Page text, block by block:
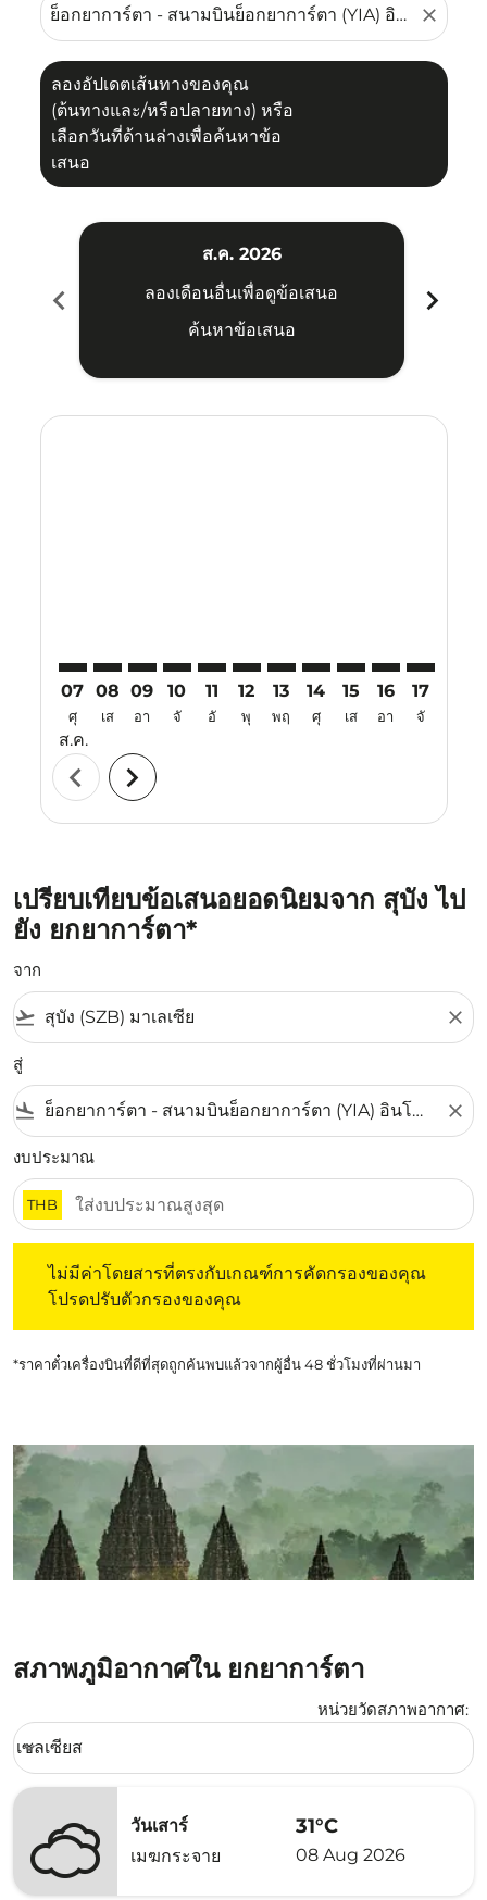
close
ลองอัปเดตเส้นทางของคุณ
(ต้นทางและ/หรือปลายทาง) หรือ
เลือกวันที่ด้านล่างเพื่อค้นหาข้อ
เสนอ
chevron_left
ส.ค. 2026
ลองเดือนอื่นเพื่อดูข้อเสนอ
ค้นหาข้อเสนอ
chevron_right
07
ศุ
ส.ค.
08
เส
09
อา
10
จั
11
อั
12
พุ
13
พฤ
14
ศุ
15
เส
16
อา
17
จั
chevron_left chevron_right
เปรียบเทียบข้อเสนอยอดนิยมจาก สุบัง ไป
ยัง ยกยาการ์ตา*
จาก
flight_takeoff close
สู่
flight_land close
งบประมาณ
THB
ไม่มีค่าโดยสารที่ตรงกับเกณฑ์การคัดกรองของคุณ
โปรดปรับตัวกรองของคุณ
*ราคาตั๋วเครื่องบินที่ดีที่สุดถูกค้นพบแล้วจากผู้อื่น 48 ชั่วโมงที่ผ่านมา
สภาพภูมิอากาศใน ยกยาการ์ตา
หน่วยวัดสภาพอากาศ:
Weather unit option เซลเซียส Selected
เซลเซียส
keyboard_arrow_down
วันเสาร์
เมฆกระจาย
31°C
08 Aug 2026